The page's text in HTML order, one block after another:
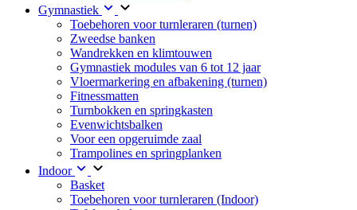
Gymnastiek
Toebehoren voor turnleraren (turnen)
Zweedse banken
Wandrekken en klimtouwen
Gymnastiek modules van 6 tot 12 jaar
Vloermarkering en afbakening (turnen)
Fitnessmatten
Turnbokken en springkasten
Evenwichtsbalken
Voor een opgeruimde zaal
Trampolines en springplanken
Indoor
Basket
Toebehoren voor turnleraren (Indoor)